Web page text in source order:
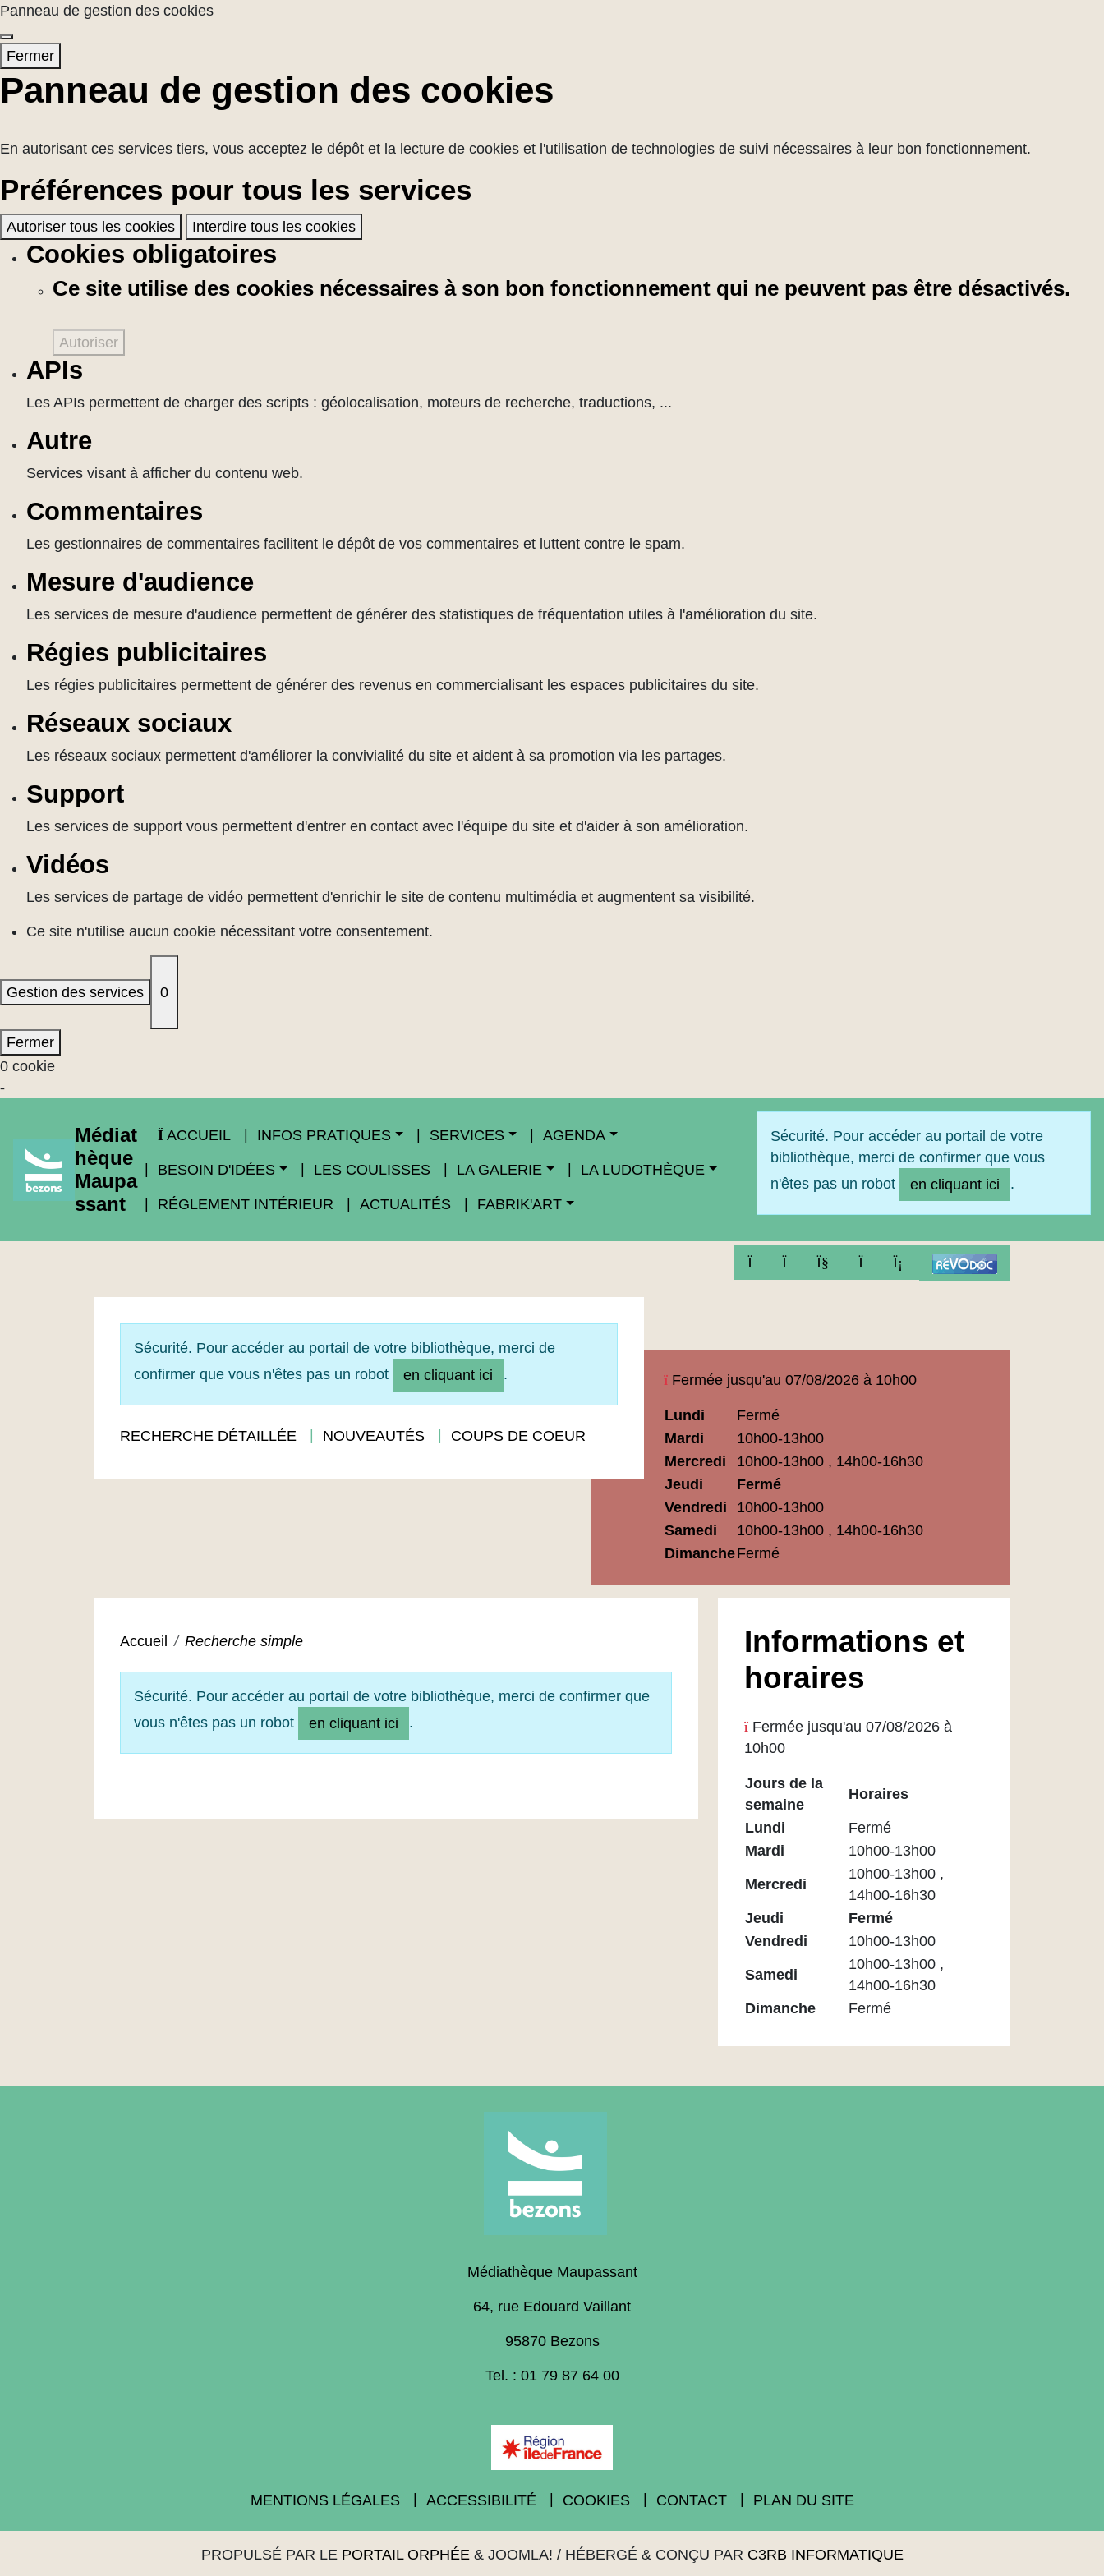
Panneau de gestion des cookies
Fermer
Panneau de gestion des cookies
En autorisant ces services tiers, vous acceptez le dépôt et la lecture de cookies et l'utilisation de technologies de suivi nécessaires à leur bon fonctionnement.
Préférences pour tous les services
Autoriser tous les cookies Interdire tous les cookies
Cookies obligatoires
Ce site utilise des cookies nécessaires à son bon fonctionnement qui ne peuvent pas être désactivés.
Autoriser
APIs
Les APIs permettent de charger des scripts : géolocalisation, moteurs de recherche, traductions, ...
Autre
Services visant à afficher du contenu web.
Commentaires
Les gestionnaires de commentaires facilitent le dépôt de vos commentaires et luttent contre le spam.
Mesure d'audience
Les services de mesure d'audience permettent de générer des statistiques de fréquentation utiles à l'amélioration du site.
Régies publicitaires
Les régies publicitaires permettent de générer des revenus en commercialisant les espaces publicitaires du site.
Réseaux sociaux
Les réseaux sociaux permettent d'améliorer la convivialité du site et aident à sa promotion via les partages.
Support
Les services de support vous permettent d'entrer en contact avec l'équipe du site et d'aider à son amélioration.
Vidéos
Les services de partage de vidéo permettent d'enrichir le site de contenu multimédia et augmentent sa visibilité.
Ce site n'utilise aucun cookie nécessitant votre consentement.
Gestion des services 0
Fermer
0 cookie
-
Médiat
hèque
Maupa
ssant
ACCUEIL INFOS PRATIQUES SERVICES AGENDA
BESOIN D'IDÉES LES COULISSES LA GALERIE LA LUDOTHÈQUE
RÉGLEMENT INTÉRIEUR ACTUALITÉS FABRIK'ART
Sécurité. Pour accéder au portail de votre
bibliothèque, merci de confirmer que vous
n'êtes pas un robot
en cliquant ici .
FACEBOOK
TWITTERYOUTUBEINSTAGRAM
LINKEDIN
Sécurité. Pour accéder au portail de votre bibliothèque, merci de
confirmer que vous n'êtes pas un robot
en cliquant ici .
RECHERCHE DÉTAILLÉE NOUVEAUTÉS COUPS DE COEUR
Fermée jusqu'au 07/08/2026 à 10h00
Horaires
Médiathèque
Maupassant
Lundi
Fermé
Mardi
10h00-13h00
Mercredi
10h00-13h00 , 14h00-16h30
Jeudi
Fermé
Vendredi
10h00-13h00
Samedi
10h00-13h00 , 14h00-16h30
DimancheFermé
Accueil Recherche simple
Sécurité. Pour accéder au portail de votre bibliothèque, merci de confirmer que
vous n'êtes pas un robot
en cliquant ici .
Informations et
horaires
Fermée jusqu'au 07/08/2026 à
10h00
Horaires
Médiathèque
Jours de la
semaine
Horaires
Lundi
Fermé
Mardi
10h00-13h00
Mercredi
10h00-13h00 ,
14h00-16h30
Jeudi
Fermé
Vendredi
10h00-13h00
Samedi
10h00-13h00 ,
14h00-16h30
Dimanche
Fermé
Médiathèque Maupassant
64, rue Edouard Vaillant
95870 Bezons
Tel. : 01 79 87 64 00
MENTIONS LÉGALES ACCESSIBILITÉ COOKIES CONTACT PLAN DU SITE
PROPULSÉ PAR LE PORTAIL ORPHÉE & JOOMLA! / HÉBERGÉ & CONÇU PAR C3RB INFORMATIQUE